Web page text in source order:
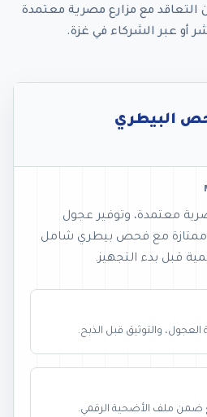
مع مزارع مصرية معتمدة
أو عبر الشركاء في غزة.
البيطري
معتمدة، وتوفير عجول
ممتازة مع فحص بيطري شامل
قبل بدء التجهيز.
والتوثيق قبل الذبح.
ضمن ملف الأضحية الرقمي.